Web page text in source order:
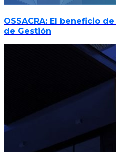
OSSACRA: El beneficio
de Gestión